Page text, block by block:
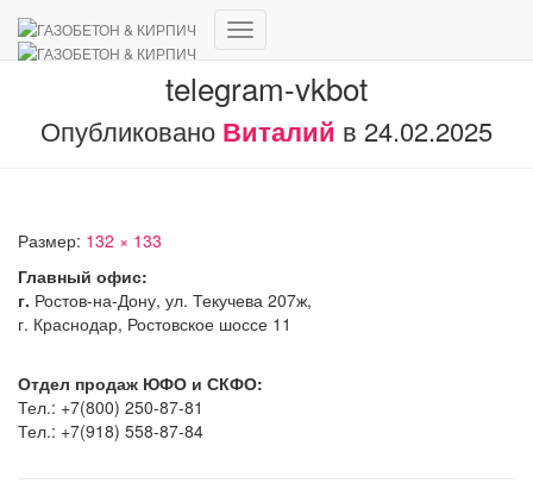
Переключить
навигацию
telegram-vkbot
Опубликовано Виталий в 24.02.2025
Размер: 132 × 133
Главный офис:
г. Ростов-на-Дону, ул. Текучева 207ж,
г. Краснодар, Ростовское шоссе 11
Отдел продаж ЮФО и СКФО:
Тел.: +7(800) 250-87-81
Тел.: +7(918) 558-87-84